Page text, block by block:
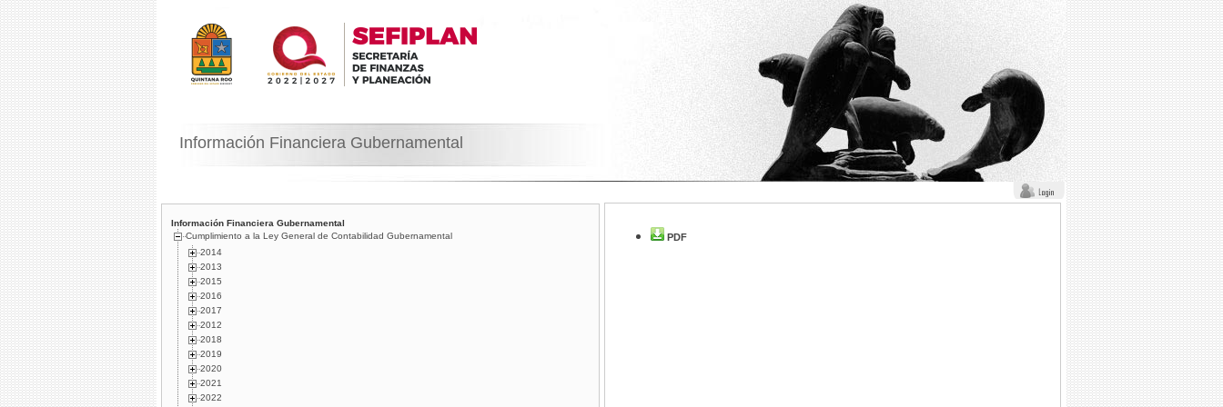
Información Financiera Gubernamental
Información Financiera Gubernamental
Cumplimiento a la Ley General de Contabilidad Gubernamental
2014
2013
2015
2016
2017
2012
2018
2019
2020
2021
2022
PDF